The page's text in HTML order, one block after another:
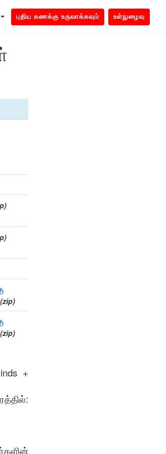
புதிய கணக்கு உருவாக்கவும் உள்நுழைவு
(zip)
(zip)
+